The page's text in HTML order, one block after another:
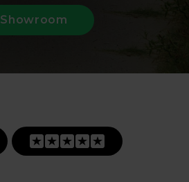
Showroom